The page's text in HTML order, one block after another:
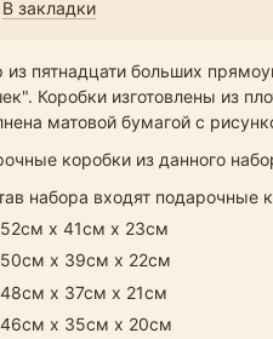
В закладки
из пятнадцати больших
Коробки изготовлены из
матовой бумагой с
коробки из данного
набора входят
52см х 41см х 23см
50см х 39см х 22см
48см х 37см х 21см​
46см х 35см х 20см